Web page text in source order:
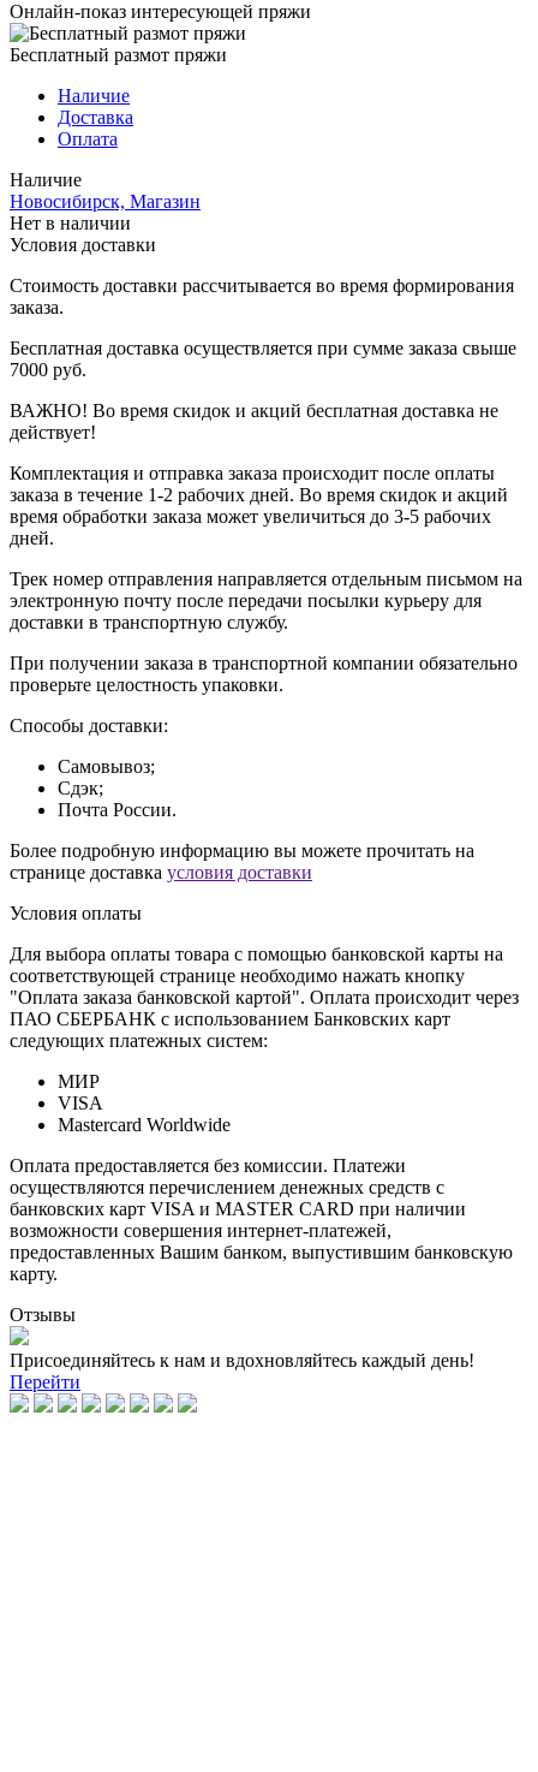
Онлайн-показ интересующей пряжи
Бесплатный размот пряжи
Наличие
Доставка
Оплата
Наличие
Новосибирск, Магазин
Нет в наличии
Условия доставки
Стоимость доставки рассчитывается во время формирования
заказа.
Бесплатная доставка осуществляется при сумме заказа свыше
7000 руб.
ВАЖНО! Во время скидок и акций бесплатная доставка не
действует!
Комплектация и отправка заказа происходит после оплаты
заказа в течение 1-2 рабочих дней. Во время скидок и акций
время обработки заказа может увеличиться до 3-5 рабочих
дней.
Трек номер отправления направляется отдельным письмом на
электронную почту после передачи посылки курьеру для
доставки в транспортную службу.
При получении заказа в транспортной компании обязательно
проверьте целостность упаковки.
Способы доставки:
Самовывоз;
Сдэк;
Почта России.
Более подробную информацию вы можете прочитать на
странице доставка условия доставки
Условия оплаты
Для выбора оплаты товара с помощью банковской карты на
соответствующей странице необходимо нажать кнопку
"Оплата заказа банковской картой". Оплата происходит через
ПАО СБЕРБАНК с использованием Банковских карт
следующих платежных систем:
МИР
VISA
Mastercard Worldwide
Оплата предоставляется без комиссии. Платежи
осуществляются перечислением денежных средств с
банковских карт VISA и MASTER CARD при наличии
возможности совершения интернет-платежей,
предоставленных Вашим банком, выпустившим банковскую
карту.
Отзывы
Присоединяйтесь к нам и вдохновляйтесь каждый день!
Перейти